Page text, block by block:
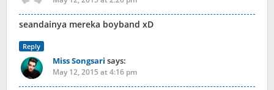
seandainya mereka boyband xD
Reply
Miss Songsari says:
May 12, 2015 at 4:16 pm